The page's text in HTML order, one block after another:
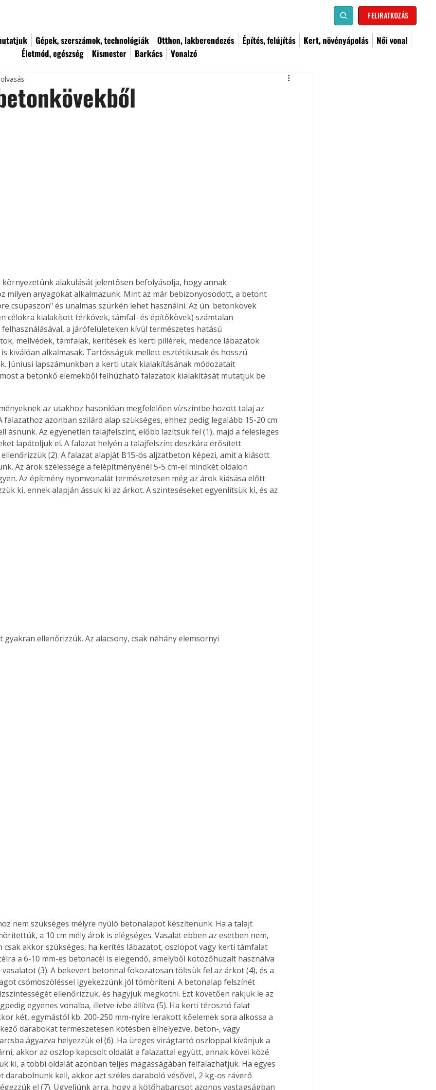
FELIRATKOZÁS
Gépek, szerszámok, technológiák Otthon, lakberendezés Építés, felújítás Kert, növényápolás
Női vonal
Életmód, egészség
Kismester Barkács Vonalzó
az
Old
új,
egyedi
vagy
is
Bárhol,
élve
Együtt jobban megéri!
Bővebb információ itt!
Együtt jobban megéri! A
könyvek tetszőleges
párosítással kedvezményes
áron, 0 Ft postaköltséggel
megrendelhetők!
környezetünk alakulását jelentősen befolyásolja, hogy annak
milyen anyagokat alkalmazunk. Mint az már bebizonyosodott, a betont
csupaszon" és unalmas szürkén lehet használni. Az ún. betonkövek
célokra kialakított térkövek, támfal- és építőkövek) számtalan
a járófelületeken kívül természetes hatású
mellvédek, támfalak, kerítések és kerti pillérek, medence lábazatok
kiválóan alkalmasak. Tartósságuk mellett esztétikusak és hosszú
Júniusi lapszámunkban a kerti utak kialakításának módozatait
a betonkő elemekből felhúzható falazatok kialakítását mutatjuk be
falazathoz azonban szilárd alap szükséges, ehhez pedig legalább 15-20 cm
ásnunk. Az egyenetlen talajfelszínt, előbb lazítsuk fel (1), majd a felesleges
lapátoljuk el. A falazat helyén a talajfelszínt deszkára erősített
(2). A falazat alapját B15-ös aljzatbeton képezi, amit a kiásott
Az árok szélessége a felépítményénél 5-5 cm-el mindkét oldalon
Az építmény nyomvonalát természetesen még az árok kiásása előtt
ki, ennek alapján ássuk ki az árkot. A szinteséseket egyenlítsük ki, és az
gyakran ellenőrizzük. Az alacsony, csak néhány elemsornyi
nem szükséges mélyre nyúló betonalapot készítenünk. Ha a talajt
a 10 cm mély árok is elégséges. Vasalat ebben az esetben nem,
csak akkor szükséges, ha kerítés lábazatot, oszlopot vagy kerti támfalat
a 6-10 mm-es betonacél is elegendő, amelyből kötözőhuzalt használva
(3). A bekevert betonnal fokozatosan töltsük fel az árkot (4), és a
csömöszöléssel igyekezzünk jól tömöríteni. A betonalap felszínét
ellenőrizzük, és hagyjuk megkötni. Ezt követően rakjuk le az
egyenes vonalba, illetve ívbe állítva (5). Ha kerti térosztó falat
két, egymástól kb. 200-250 mm-nyire lerakott kőelemek sora alkossa a
darabokat természetesen kötésben elhelyezve, beton-, vagy
ágyazva helyezzük el (6). Ha üreges virágtartó oszloppal kívánjuk a
akkor az oszlop kapcsolt oldalát a falazattal együtt, annak kövei közé
ki, a többi oldalát azonban teljes magasságában felfalazhatjuk. Ha egyes
darabolnunk kell, akkor azt széles daraboló vésővel, 2 kg-os ráverő
el (7). Ügyeljünk arra, hogy a kötőhabarcsot azonos vastagságban